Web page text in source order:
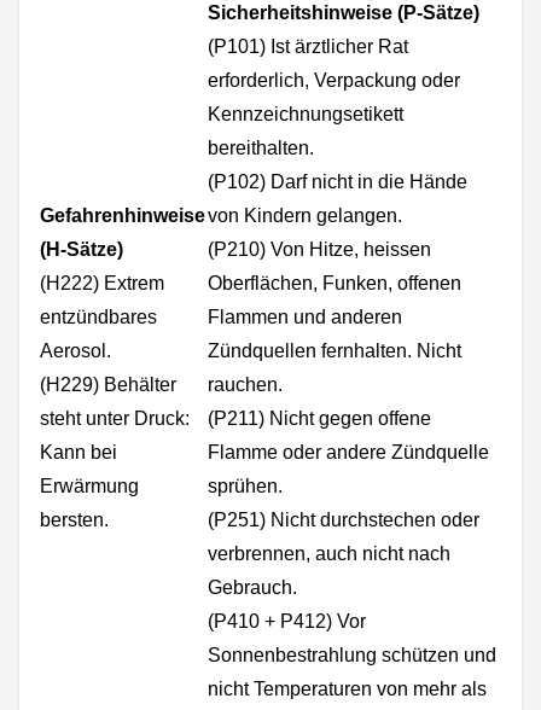
Gefahrenhinweise
(H-Sätze)
(H222) Extrem
entzündbares
Aerosol.
(H229) Behälter
steht unter Druck:
Kann bei
Erwärmung
bersten.
Sicherheitshinweise (P-Sätze)
(P101) Ist ärztlicher Rat
erforderlich, Verpackung oder
Kennzeichnungsetikett
bereithalten.
(P102) Darf nicht in die Hände
von Kindern gelangen.
(P210) Von Hitze, heissen
Oberflächen, Funken, offenen
Flammen und anderen
Zündquellen fernhalten. Nicht
rauchen.
(P211) Nicht gegen offene
Flamme oder andere Zündquelle
sprühen.
(P251) Nicht durchstechen oder
verbrennen, auch nicht nach
Gebrauch.
(P410 + P412) Vor
Sonnenbestrahlung schützen und
nicht Temperaturen von mehr als